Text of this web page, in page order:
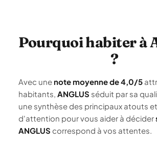
Pourquoi habiter à
?
Avec une note moyenne de 4,0/5
habitants, ANGLUS séduit par sa
une synthèse des principaux atouts
d'attention pour vous aider à décider
ANGLUS correspond à vos attentes.